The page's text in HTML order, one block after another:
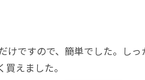
けですので、簡単でした。しっ
えました。